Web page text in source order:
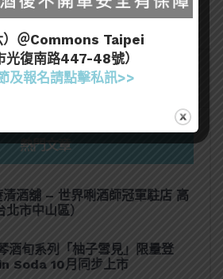
熱門文章
酒舖 – 世界唎酒師冠軍駐店 高
市中山區）
酒旬系列「柚子雪見」限量登
Soda 10月同步上市
）＠Commons Taipei
光復南路447-48號）
及報名請點擊私訊>>